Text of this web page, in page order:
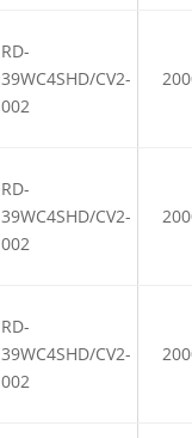
RD-
39WC4SHD/CV2-
002
RD-
39WC4SHD/CV2-
002
RD-
39WC4SHD/CV2-
002